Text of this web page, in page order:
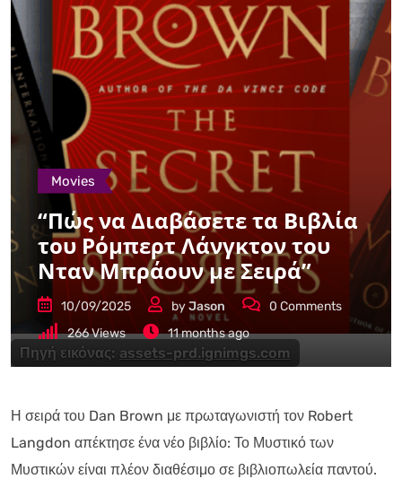
Πηγή εικόνας: assets-prd.ignimgs.com
Movies
“Πώς να Διαβάσετε τα Βιβλία
του Ρόμπερτ Λάνγκτον του
Νταν Μπράουν με Σειρά”
10/09/2025 byJason 0 Comments
266Views 11 months ago
Η σειρά του Dan Brown με πρωταγωνιστή τον Robert
Langdon απέκτησε ένα νέο βιβλίο: Το Μυστικό των
Μυστικών είναι πλέον διαθέσιμο σε βιβλιοπωλεία παντού.